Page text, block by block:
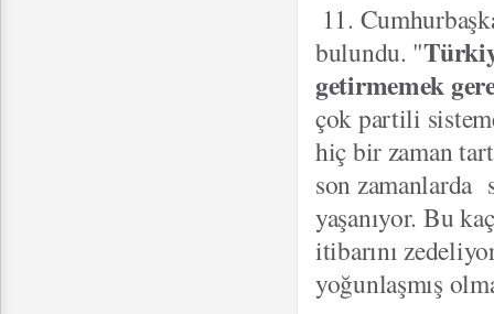
11.
bulundu. "
getirmemek
çok partili
hiç bir zaman
son zamanlarda
yaşanıyor. Bu
itibarını
yoğunlaşmış